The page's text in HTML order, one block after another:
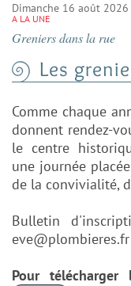
Dimanche 16 août 2026
A LA UNE
Greniers dans la rue
Les
Comme chaque
donnent rendez-
le centre
une journée
de la convivialité,
Bulletin
eve@plombieres.fr
Pour